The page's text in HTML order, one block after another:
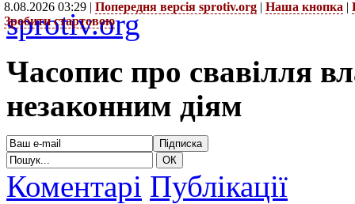
8.08.2026 03:29 | Попередня версія sprotiv.org | Наша кнопка |
Зробити стартовою
sprotiv.org
Часопис про свавілля
незаконним діям
Коментарі Публікації